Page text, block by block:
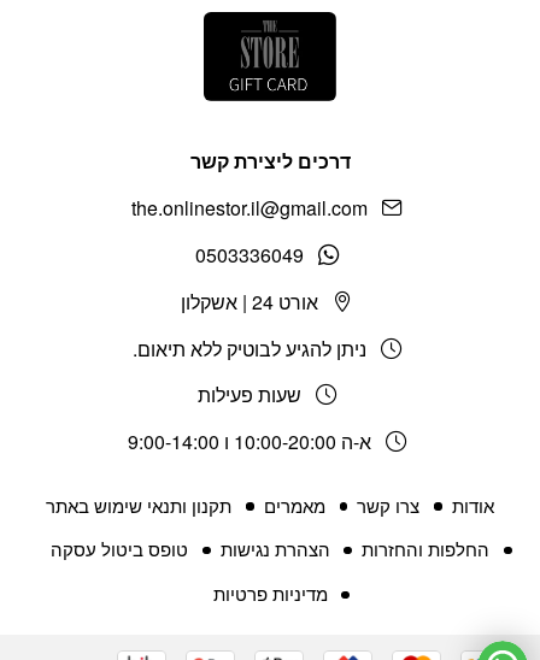
אודות צרו קשר מאמרים
תקנון ותנאי שימוש באתר
החלפות והחזרות
הצהרת נגישות
טופס ביטול עסקה
מדיניות פרטיות
דרכים ליצירת קשר
the.onlinestor.il@gmail.com
0503336049
אורט 24 | אשקלון
ניתן להגיע לבוטיק ללא תיאום.
שעות פעילות
א-ה 10:00-20:00 ו 9:00-14:00